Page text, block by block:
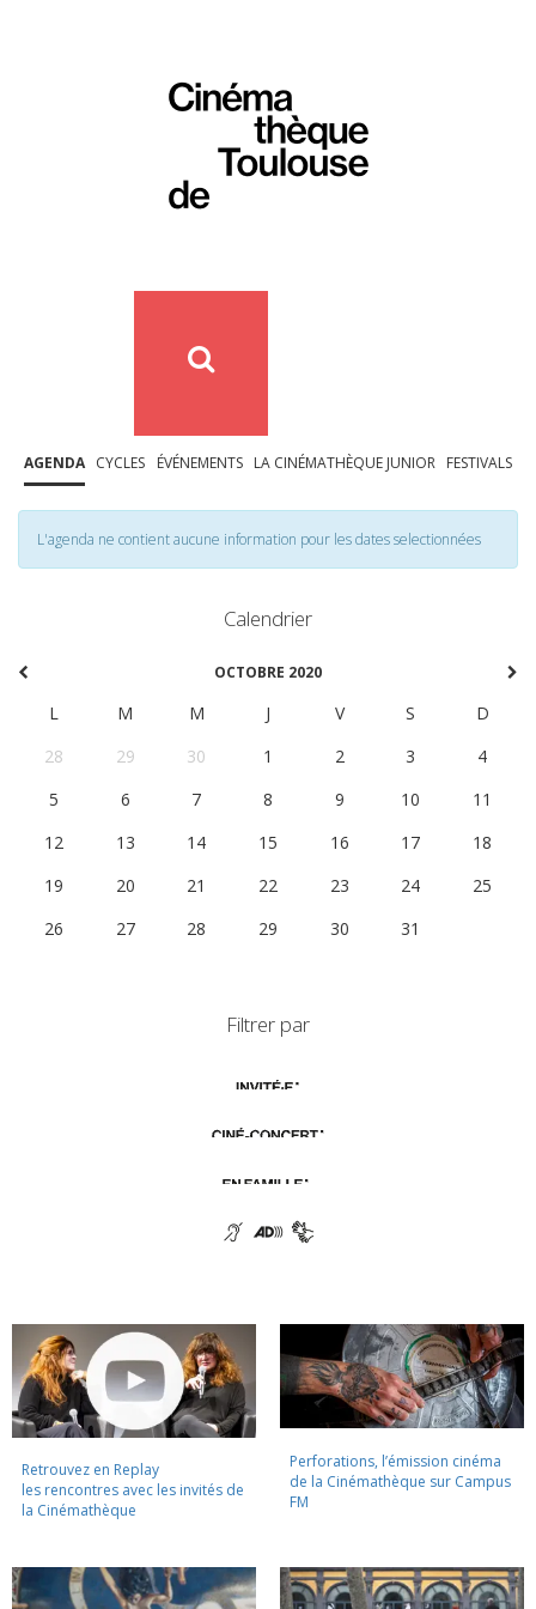
AGENDA CYCLES ÉVÉNEMENTS LA CINÉMATHÈQUE JUNIOR FESTIVALS
L'agenda ne contient aucune information pour les dates selectionnées
Calendrier
OCTOBRE 2020
L M M J V S
D
28
29 30 1 2 3
4
5
6 7 8 9 10
11
12
13 14 15 16 17
18
19
20 21 22 23 24
25
26
27 28 29 30 31
Filtrer par
Retrouvez en Replay
les rencontres avec les invités de
la Cinémathèque
Perforations, l’émission cinéma
de la Cinémathèque sur Campus
FM